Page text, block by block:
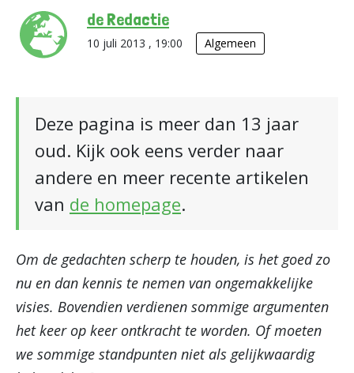
de Redactie
10 juli 2013 , 19:00 Algemeen
Deze pagina is meer dan 13 jaar
oud. Kijk ook eens verder naar
andere en meer recente artikelen
van de homepage.
Om de gedachten scherp te houden, is het goed zo
nu en dan kennis te nemen van ongemakkelijke
visies. Bovendien verdienen sommige argumenten
het keer op keer ontkracht te worden. Of moeten
we sommige standpunten niet als gelijkwaardig